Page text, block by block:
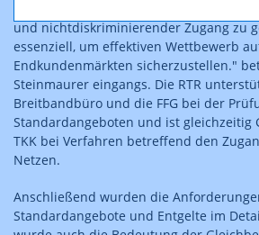
und nichtdiskriminierender Zugang zu
essenziell, um effektiven Wettbewerb
Endkundenmärkten sicherzustellen."
Steinmaurer eingangs. Die RTR
Breitbandbüro und die FFG bei der
Standardangeboten und ist gleichzeitig
TKK bei Verfahren betreffend den
Netzen.
Anschließend wurden die
Standardangebote und Entgelte im